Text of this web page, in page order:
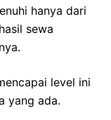
hanya dari
sewa
level ini
yang ada.